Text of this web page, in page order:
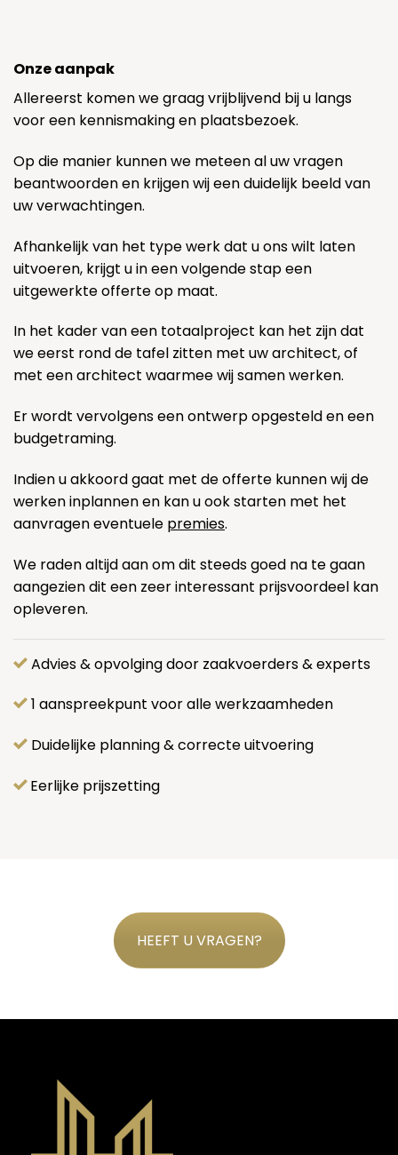
Onze aanpak
Allereerst komen we graag vrijblijvend bij u langs
voor een kennismaking en plaatsbezoek.
Op die manier kunnen we meteen al uw vragen
beantwoorden en krijgen wij een duidelijk beeld van
uw verwachtingen.
Afhankelijk van het type werk dat u ons wilt laten
uitvoeren, krijgt u in een volgende stap een
uitgewerkte offerte op maat.
In het kader van een totaalproject kan het zijn dat
we eerst rond de tafel zitten met uw architect, of
met een architect waarmee wij samen werken.
Er wordt vervolgens een ontwerp opgesteld en een
budgetraming.
Indien u akkoord gaat met de offerte kunnen wij de
werken inplannen en kan u ook starten met het
aanvragen eventuele premies.
We raden altijd aan om dit steeds goed na te gaan
aangezien dit een zeer interessant prijsvoordeel kan
opleveren.
Advies & opvolging door zaakvoerders & experts
1 aanspreekpunt voor alle werkzaamheden
Duidelijke planning & correcte uitvoering
Eerlijke prijszetting
HEEFT U VRAGEN?